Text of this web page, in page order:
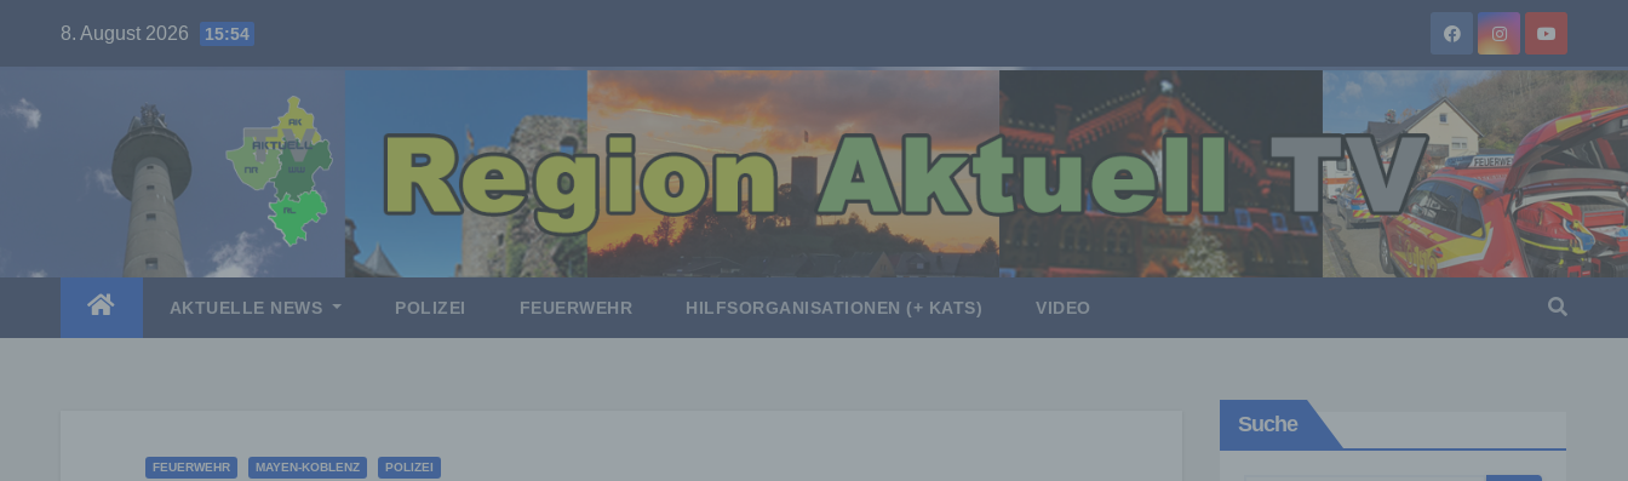
8. August 2026 15:54
AKTUELLE NEWS POLIZEI FEUERWEHR HILFSORGANISATIONEN (+ KATS) VIDEO
FEUERWEHR MAYEN-KOBLENZ POLIZEI
Suche